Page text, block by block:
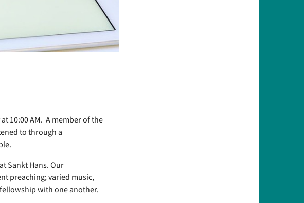
10:00 AM. A member of the
to through a
Sankt Hans. Our
preaching; varied music,
with one another.